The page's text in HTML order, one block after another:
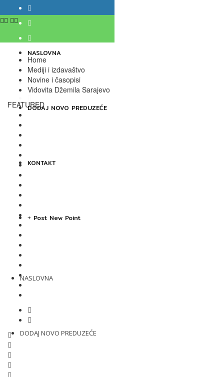
NASLOVNA
DODAJ NOVO PREDUZEĆE
KONTAKT
Post New Point
NASLOVNA
DODAJ NOVO PREDUZEĆE
Vidovita Džemila Sarajevo
Grbavica,Sarajevo,BiH
1338
Home
Mediji i izdavaštvo
Novine i časopisi
Vidovita Džemila Sarajevo
FEATURED